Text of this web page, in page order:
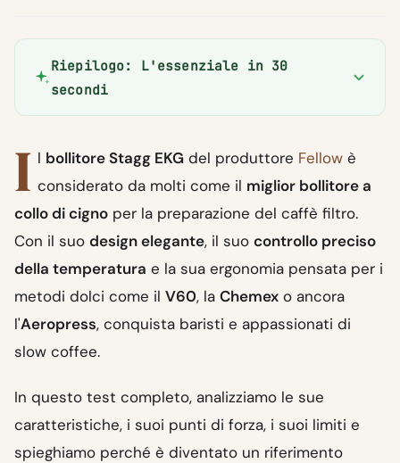
Riepilogo: L'essenziale in 30
secondi
I l bollitore Stagg EKG del produttore Fellow è
considerato da molti come il miglior bollitore a
collo di cigno per la preparazione del caffè filtro.
Con il suo design elegante, il suo controllo preciso
della temperatura e la sua ergonomia pensata per i
metodi dolci come il V60, la Chemex o ancora
l'Aeropress, conquista baristi e appassionati di
slow coffee.
In questo test completo, analizziamo le sue
caratteristiche, i suoi punti di forza, i suoi limiti e
spieghiamo perché è diventato un riferimento